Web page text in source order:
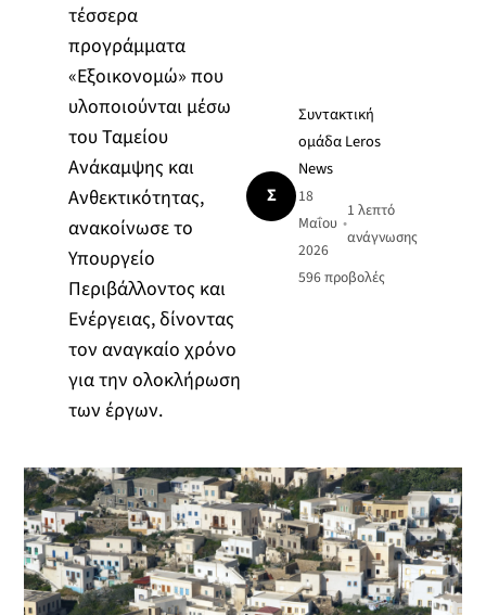
τέσσερα
προγράμματα
«Εξοικονομώ» που
υλοποιούνται μέσω
του Ταμείου
Ανάκαμψης και
Ανθεκτικότητας,
ανακοίνωσε το
Υπουργείο
Περιβάλλοντος και
Ενέργειας, δίνοντας
τον αναγκαίο χρόνο
για την ολοκλήρωση
των έργων.
Σ
Συντακτική
ομάδα Leros
News
18
Μαΐου
2026
•
1 λεπτό
ανάγνωσης
596προβολές